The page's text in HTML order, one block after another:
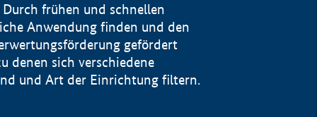
frühen und schnellen
Anwendung finden und den
gefördert
denen sich verschiedene
und Art der Einrichtung filtern.